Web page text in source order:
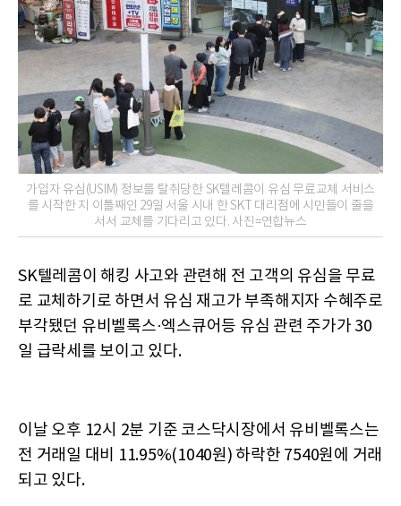
가입자 유심(USIM) 정보를 탈취당한 SK텔레콤이 유심 무료교체 서비스
를 시작한 지 이틀째인 29일 서울 시내 한 SKT 대리점에 시민들이 줄을
서서 교체를 기다리고 있다. 사진=연합뉴스
SK텔레콤이 해킹 사고와 관련해 전 고객의 유심을 무료
로 교체하기로 하면서 유심 재고가 부족해지자 수혜주로
부각됐던 유비벨록스·엑스큐어등 유심 관련 주가가 30
일 급락세를 보이고 있다.
이날 오후 12시 2분 기준 코스닥시장에서 유비벨록스는
전 거래일 대비 11.95%(1040원) 하락한 7540원에 거래
되고 있다.